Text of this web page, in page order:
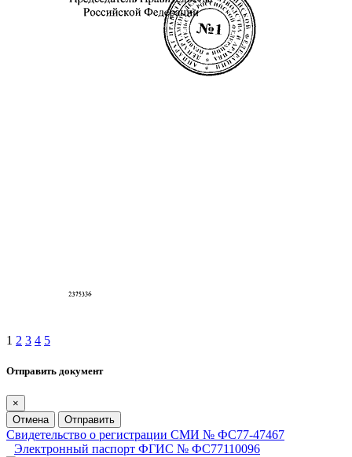
1 2 3 4 5
Отправить документ
×
Отмена
Отправить
Свидетельство о регистрации СМИ № ФС77-47467
Электронный паспорт ФГИС № ФС77110096